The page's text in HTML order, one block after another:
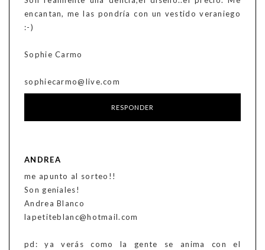
encantan, me las pondría con un vestido veraniego
:-)
Sophie Carmo
sophiecarmo@live.com
RESPONDER
ANDREA
me apunto al sorteo!!
Son geniales!
Andrea Blanco
lapetiteblanc@hotmail.com
pd: ya verás como la gente se anima con el